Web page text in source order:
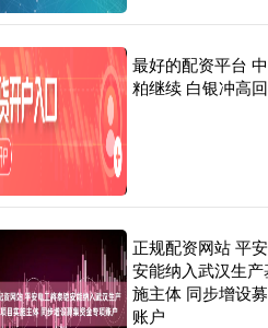
最好的配资平台
粕继续 白银冲高
正规配资网站 平
安能纳入武汉生
施主体 同步增设
账户